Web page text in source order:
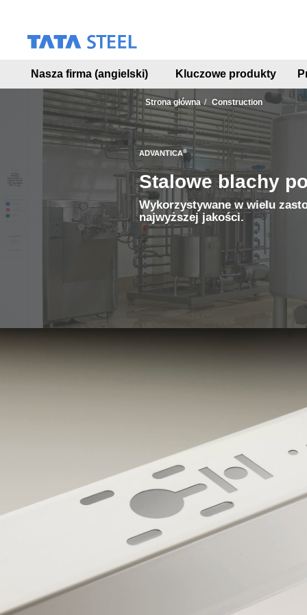
m
Nasza firma (angielski) Kluczowe produkty
Strona główna Construction
ADVANTICA®
Stalowe blachy
Wykorzystywane w wielu
najwyższej jakości.